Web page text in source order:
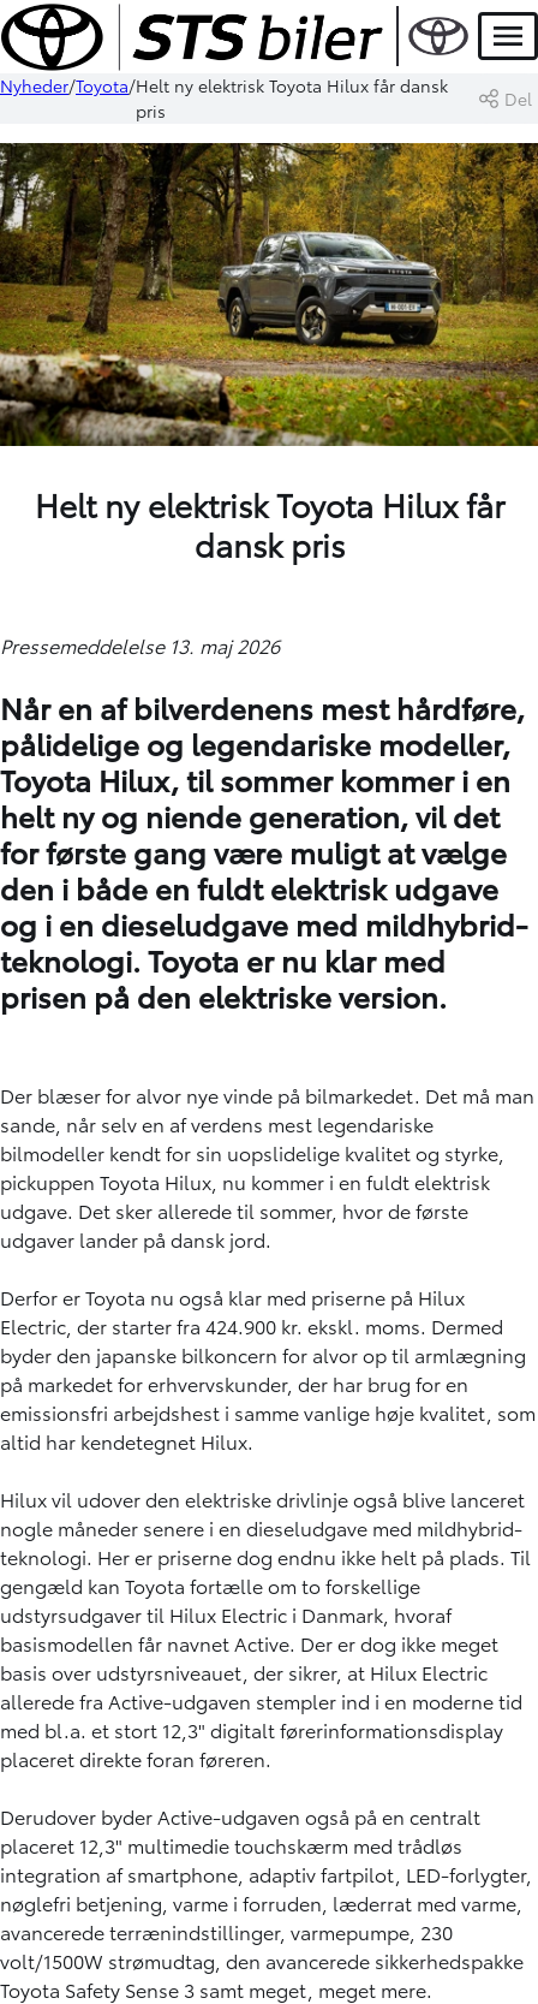
Nyheder Toyota Helt ny elektrisk Toyota Hilux får dansk
pris
Del
Helt ny elektrisk Toyota Hilux får
dansk pris
Pressemeddelelse 13. maj 2026
Når en af bilverdenens mest hårdføre,
pålidelige og legendariske modeller,
Toyota Hilux, til sommer kommer i en
helt ny og niende generation, vil det
for første gang være muligt at vælge
den i både en fuldt elektrisk udgave
og i en dieseludgave med mildhybrid-
teknologi. Toyota er nu klar med
prisen på den elektriske version.
Der blæser for alvor nye vinde på bilmarkedet. Det må man
sande, når selv en af verdens mest legendariske
bilmodeller kendt for sin uopslidelige kvalitet og styrke,
pickuppen Toyota Hilux, nu kommer i en fuldt elektrisk
udgave. Det sker allerede til sommer, hvor de første
udgaver lander på dansk jord.
Derfor er Toyota nu også klar med priserne på Hilux
Electric, der starter fra 424.900 kr. ekskl. moms. Dermed
byder den japanske bilkoncern for alvor op til armlægning
på markedet for erhvervskunder, der har brug for en
emissionsfri arbejdshest i samme vanlige høje kvalitet, som
altid har kendetegnet Hilux.
Hilux vil udover den elektriske drivlinje også blive lanceret
nogle måneder senere i en dieseludgave med mildhybrid-
teknologi. Her er priserne dog endnu ikke helt på plads. Til
gengæld kan Toyota fortælle om to forskellige
udstyrsudgaver til Hilux Electric i Danmark, hvoraf
basismodellen får navnet Active. Der er dog ikke meget
basis over udstyrsniveauet, der sikrer, at Hilux Electric
allerede fra Active-udgaven stempler ind i en moderne tid
med bl.a. et stort 12,3" digitalt førerinformationsdisplay
placeret direkte foran føreren.
Derudover byder Active-udgaven også på en centralt
placeret 12,3" multimedie touchskærm med trådløs
integration af smartphone, adaptiv fartpilot, LED-forlygter,
nøglefri betjening, varme i forruden, læderrat med varme,
avancerede terrænindstillinger, varmepumpe, 230
volt/1500W strømudtag, den avancerede sikkerhedspakke
Toyota Safety Sense 3 samt meget, meget mere.